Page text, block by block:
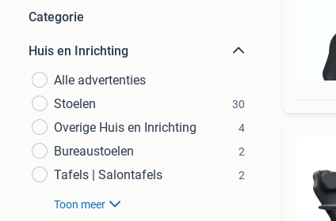
Categorie
Huis en Inrichting
Alle advertenties
Stoelen
30
Overige Huis en Inrichting 4
Bureaustoelen 2
Tafels | Salontafels 2
Toon meer